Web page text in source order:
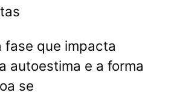
fase que impacta
autoestima e a forma
se